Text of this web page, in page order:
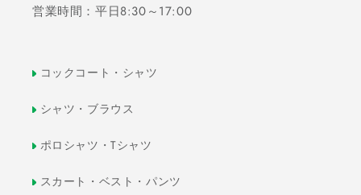
営業時間：平日8:30～17:00
コックコート・シャツ
シャツ・ブラウス
ポロシャツ・Tシャツ
スカート・ベスト・パンツ